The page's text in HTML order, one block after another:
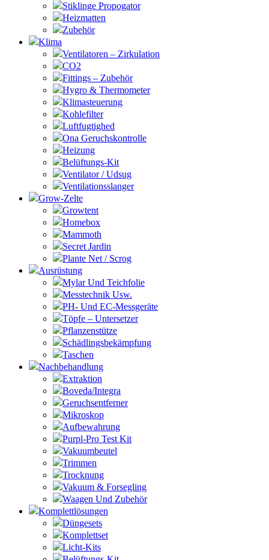
Stiklinge Propogator
Heizmatten
Zubehör
Klima
Ventilatoren – Zirkulation
CO2
Fittings – Zubehör
Hygro & Thermometer
Klimasteuerung
Kohlefilter
Luftfugtighed
Ona Geruchskontrolle
Heizung
Belüftungs-Kit
Ventilator / Udsug
Ventilationsslanger
Grow-Zelte
Growtent
Homebox
Mammoth
Secret Jardin
Plante Net / Scrog
Ausrüstung
Mylar Und Teichfolie
Messtechnik Usw.
PH- Und EC-Messgeräte
Töpfe – Untersetzer
Pflanzenstütze
Schädlingsbekämpfung
Taschen
Nachbehandlung
Extraktion
Boveda/Integra
Geruchsentferner
Mikroskop
Aufbewahrung
Purpl-Pro Test Kit
Vakuumbeutel
Trimmen
Trocknung
Vakuum & Forsegling
Waagen Und Zubehör
Komplettlösungen
Düngesets
Komplettset
Licht-Kits